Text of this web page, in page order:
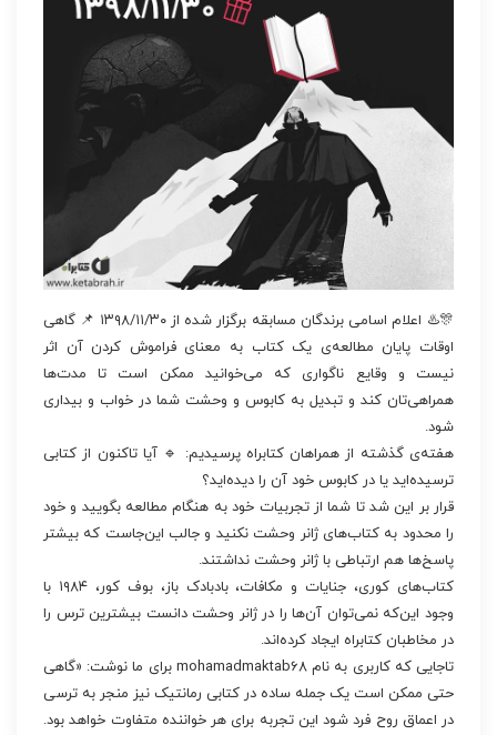
🎊♨️ اعلام اسامی برندگان مسابقه برگزار شده از ۱۳۹۸/۱۱/۳۰ 📌 گاهی
اوقات پایان مطالعه‌ی یک کتاب به معنای فراموش کردن آن اثر
نیست و وقایع ناگواری که می‌خوانید ممکن است تا مدت‌ها
همراهی‌‌تان کند و تبدیل به کابوس و وحشت شما در خواب و بیداری
شود.
هفته‌ی گذشته از همراهان کتابراه پرسیدیم: 🔹 آیا تاکنون از کتابی
ترسیده‌اید یا در کابوس خود آن را دیده‌اید؟
قرار بر این شد تا شما از تجربیات خود به هنگام مطالعه بگویید و خود
را محدود به کتاب‌های ژانر وحشت نکنید و جالب این‌جاست که بیشتر
پاسخ‌ها هم ارتباطی با ژانر وحشت نداشتند.
کتاب‌های کوری، جنایات و مکافات، بادبادک باز، بوف کور، ۱۹۸۴ با
وجود این‌که نمی‌توان آن‌ها را در ژانر وحشت دانست بیشترین ترس را
در مخاطبان کتابراه ایجاد کرده‌اند.
تاجایی که کاربری به نام mohamadmaktab68 برای ما نوشت: «گاهی
حتی ممکن است یک جمله ساده در کتابی رمانتیک نیز منجر به ترسی
در اعماق روح فرد شود این تجربه برای هر خواننده متفاوت خواهد بود.